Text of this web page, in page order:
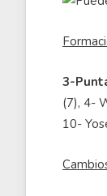
3-
(7), 4-
10-